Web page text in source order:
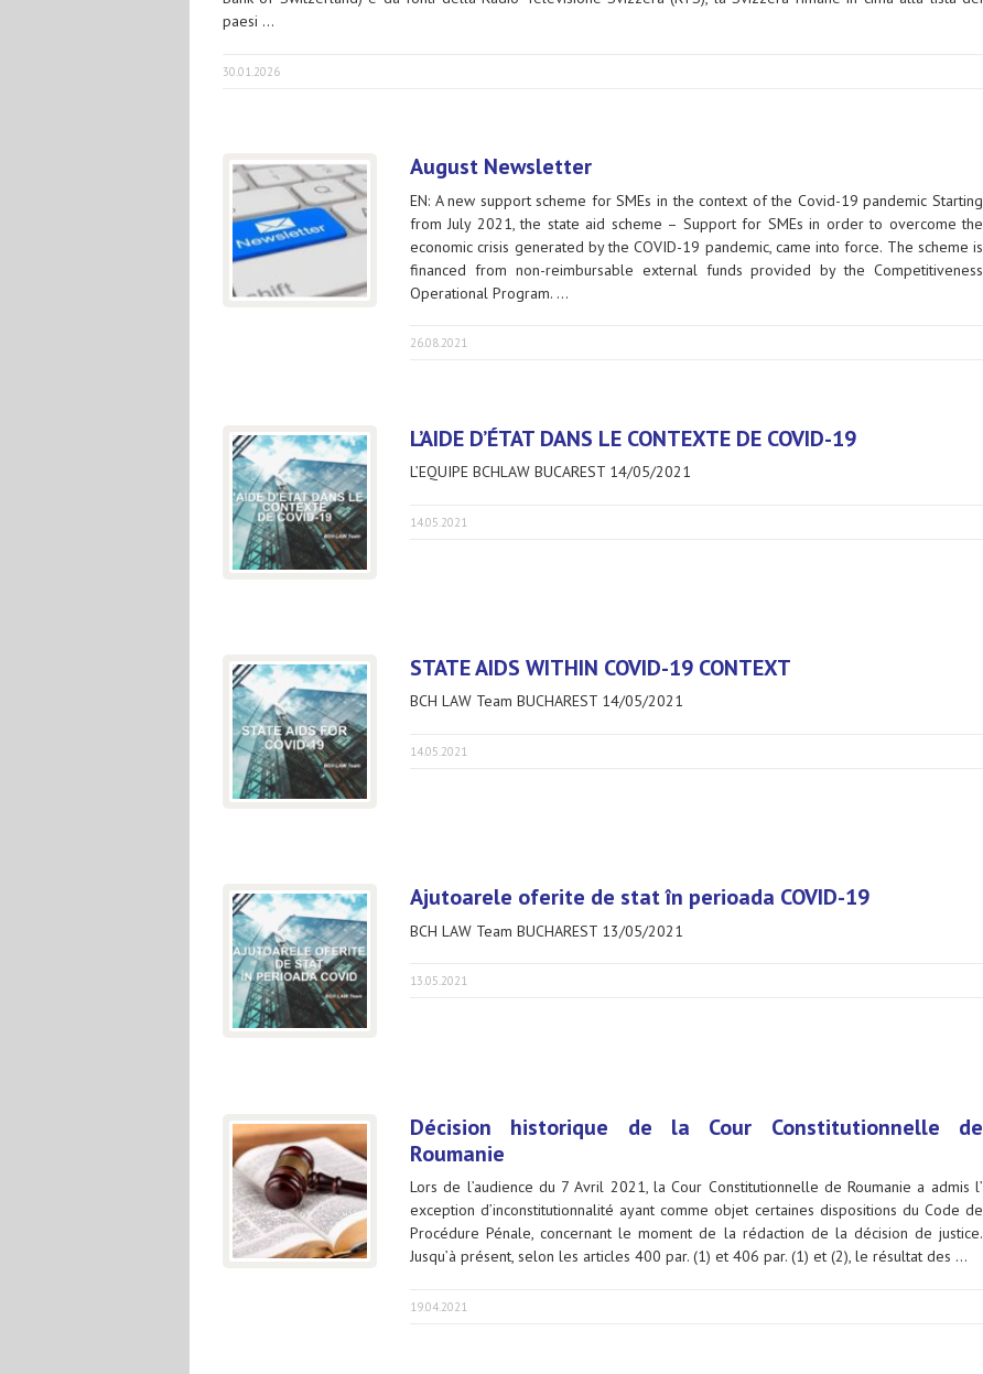
paesi …
30.01.2026
August Newsletter
EN: A new support scheme for SMEs in the context of the Covid-19 pandemic Starting
from July 2021, the state aid scheme – Support for SMEs in order to overcome the
economic crisis generated by the COVID-19 pandemic, came into force. The scheme is
financed from non-reimbursable external funds provided by the Competitiveness
Operational Program. …
26.08.2021
L’AIDE D’ÉTAT DANS LE CONTEXTE DE COVID-19
L’EQUIPE BCHLAW BUCAREST 14/05/2021
14.05.2021
STATE AIDS WITHIN COVID-19 CONTEXT
BCH LAW Team BUCHAREST 14/05/2021
14.05.2021
Ajutoarele oferite de stat în perioada COVID-19
BCH LAW Team BUCHAREST 13/05/2021
13.05.2021
Décision historique de la Cour Constitutionnelle de
Roumanie
Lors de l’audience du 7 Avril 2021, la Cour Constitutionnelle de Roumanie a admis l’
exception d’inconstitutionnalité ayant comme objet certaines dispositions du Code de
Procédure Pénale, concernant le moment de la rédaction de la décision de justice.
Jusqu’à présent, selon les articles 400 par. (1) et 406 par. (1) et (2), le résultat des …
19.04.2021